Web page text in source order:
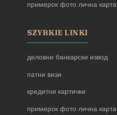
примерок фото лична карта
SZYBKIE LINKI
деловни банкарски извод
патни визи
кредитни картички
примерок фото лична карта